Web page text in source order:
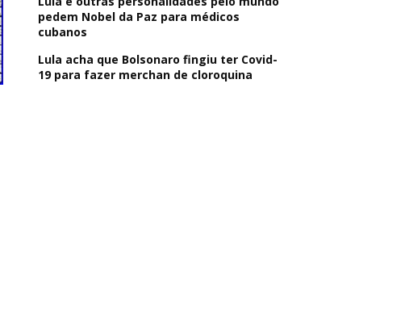
pedem Nobel da Paz para médicos
cubanos
Lula acha que Bolsonaro fingiu ter Covid-
19 para fazer merchan de cloroquina